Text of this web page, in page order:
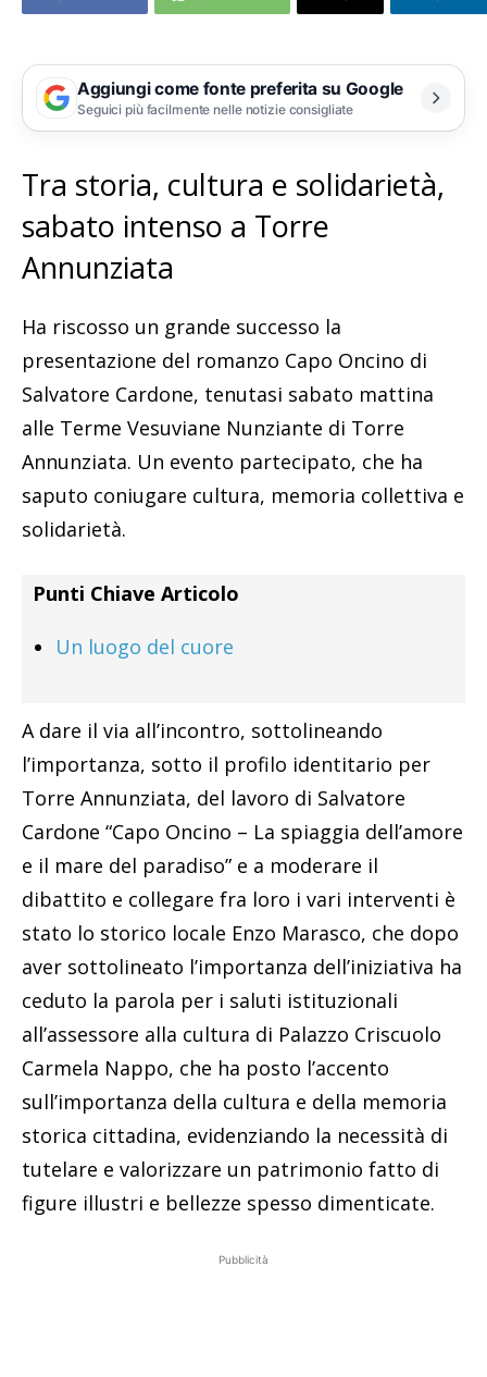
Aggiungi come fonte preferita su Google
Seguici più facilmente nelle notizie consigliate
Tra storia, cultura e solidarietà,
sabato intenso a Torre
Annunziata
Ha riscosso un grande successo la
presentazione del romanzo Capo Oncino di
Salvatore Cardone, tenutasi sabato mattina
alle Terme Vesuviane Nunziante di Torre
Annunziata. Un evento partecipato, che ha
saputo coniugare cultura, memoria collettiva e
solidarietà.
Punti Chiave Articolo
Un luogo del cuore
A dare il via all’incontro, sottolineando
l’importanza, sotto il profilo identitario per
Torre Annunziata, del lavoro di Salvatore
Cardone “Capo Oncino – La spiaggia dell’amore
e il mare del paradiso” e a moderare il
dibattito e collegare fra loro i vari interventi è
stato lo storico locale Enzo Marasco, che dopo
aver sottolineato l’importanza dell’iniziativa ha
ceduto la parola per i saluti istituzionali
all’assessore alla cultura di Palazzo Criscuolo
Carmela Nappo, che ha posto l’accento
sull’importanza della cultura e della memoria
storica cittadina, evidenziando la necessità di
tutelare e valorizzare un patrimonio fatto di
figure illustri e bellezze spesso dimenticate.
Pubblicità